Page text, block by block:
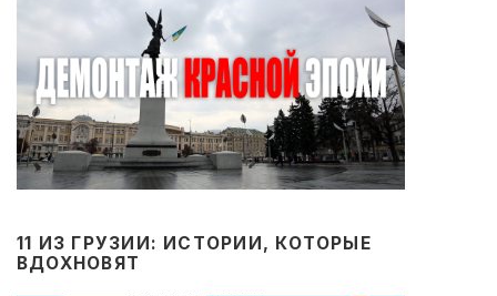
11 ИЗ ГРУЗИИ: ИСТОРИИ, КОТОРЫЕ
ВДОХНОВЯТ